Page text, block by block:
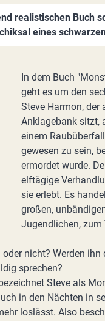
realistischen Buch
eines
In dem Buch
geht es um den
Steve Harmon, der
Anklagebank sitzt,
einem
gewesen zu sein,
ermordet wurde.
elftägige
sie erlebt. Es
großen,
Jugendlichen, zum
nicht? Werden ihn
sprechen?
Steve als
in den Nächten in
loslässt. Also